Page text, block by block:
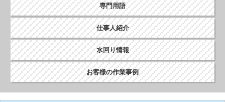
専門用語
仕事人紹介
水回り情報
お客様の作業事例